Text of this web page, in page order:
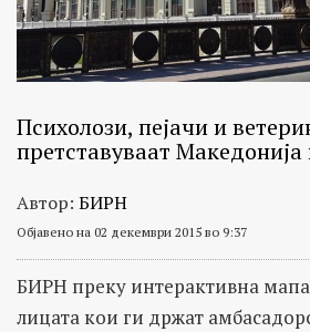
Психолози, пејачи и
претставуваат Македонија
Автор: БИРН
Објавено на 02 декември 2015 во 9:37
БИРН преку интерактивна мапа
лицата кои ги држат